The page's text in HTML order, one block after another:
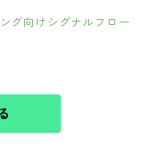
グ向けシグナルフロー